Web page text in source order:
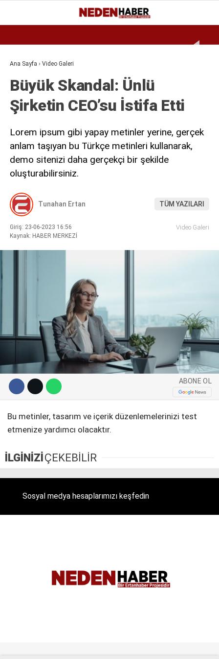
Facebook
Instagram
Youtube
23.7
BURSA
EKONOMI
BIYOGRAFI
MAGAZIN
SIYASET
SAĞLIK
TEKNOLOJI
Ana Sayfa › Video Galeri
Büyük Skandal: Ünlü
Şirketin CEO’su İstifa Etti
Lorem ipsum gibi yapay metinler yerine, gerçek
anlam taşıyan bu Türkçe metinleri kullanarak,
demo sitenizi daha gerçekçi bir şekilde
oluşturabilirsiniz.
Tunahan Ertan TÜM YAZILARI
Giriş: 23-06-2023 16:56
Kaynak: HABER MERKEZİ
Video Galeri
ABONE OL
Bu metinler, tasarım ve içerik düzenlemelerinizi test
etmenize yardımcı olacaktır.
İLGİNİZİÇEKEBİLİR
Sosyal medya hesaplarımızı keşfedin